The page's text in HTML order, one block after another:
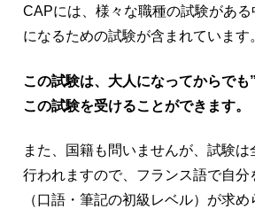
CAPには、様々な職種の試験があ
になるための試験が含まれています
この試験は、大人になってからでも
この試験を受けることができます。
また、国籍も問いませんが、試験
行われますので、フランス語で自分
（口語・筆記の初級レベル）が求め